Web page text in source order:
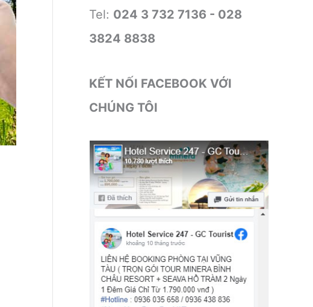
Tel: 024 3 732 7136 - 028
3824 8838
KẾT NỐI FACEBOOK VỚI
CHÚNG TÔI